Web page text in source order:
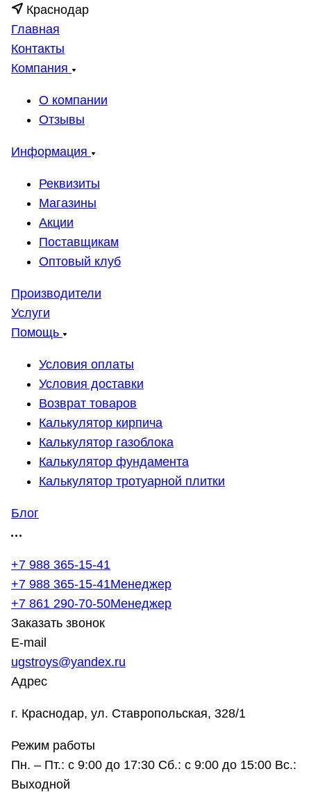
Краснодар
Главная
Контакты
Компания
О компании
Отзывы
Информация
Реквизиты
Магазины
Акции
Поставщикам
Оптовый клуб
Производители
Услуги
Помощь
Условия оплаты
Условия доставки
Возврат товаров
Калькулятор кирпича
Калькулятор газоблока
Калькулятор фундамента
Калькулятор тротуарной плитки
Блог
+7 988 365-15-41
+7 988 365-15-41Менеджер
+7 861 290-70-50Менеджер
Заказать звонок
E-mail
ugstroys@yandex.ru
Адрес
г. Краснодар, ул. Ставропольская, 328/1
Режим работы
Пн. – Пт.: с 9:00 до 17:30 Сб.: с 9:00 до 15:00 Вс.:
Выходной